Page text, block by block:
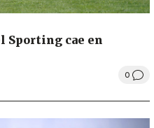
Sporting cae en
0